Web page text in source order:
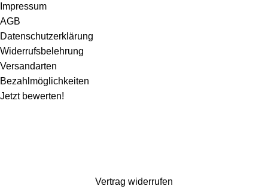
Impressum
AGB
Datenschutzerklärung
Widerrufsbelehrung
Versandarten
Bezahlmöglichkeiten
Jetzt bewerten!
Vertrag widerrufen